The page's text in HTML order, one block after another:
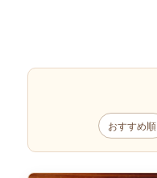
おすすめ順